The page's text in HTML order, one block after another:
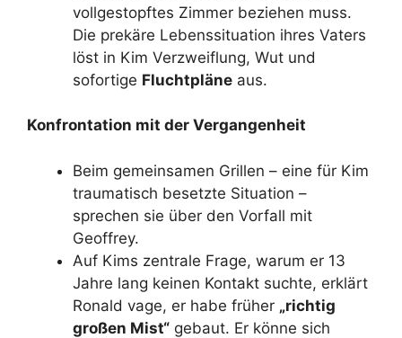
vollgestopftes Zimmer beziehen muss.
Die prekäre Lebenssituation ihres Vaters
löst in Kim Verzweiflung, Wut und
sofortige Fluchtpläne aus.
Konfrontation mit der Vergangenheit
Beim gemeinsamen Grillen – eine für Kim
traumatisch besetzte Situation –
sprechen sie über den Vorfall mit
Geoffrey.
Auf Kims zentrale Frage, warum er 13
Jahre lang keinen Kontakt suchte, erklärt
Ronald vage, er habe früher „richtig
großen Mist“ gebaut. Er könne sich